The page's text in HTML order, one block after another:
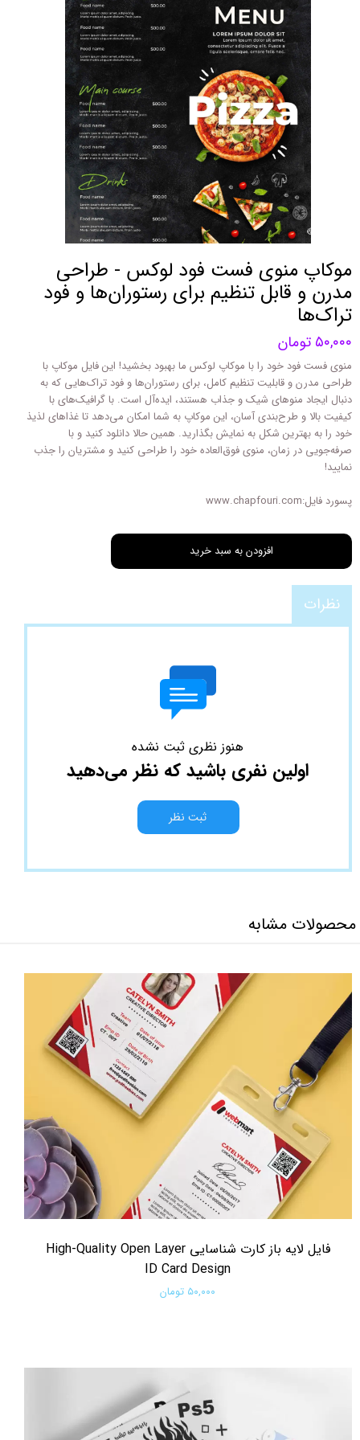
موکاپ منوی فست فود لوکس - طراحی
مدرن و قابل تنظیم برای رستوران‌ها و فود
تراک‌ها
۵۰,۰۰۰ تومان
منوی فست فود خود را با موکاپ لوکس ما بهبود بخشید! این فایل موکاپ با
طراحی مدرن و قابلیت تنظیم کامل، برای رستوران‌ها و فود تراک‌هایی که به
دنبال ایجاد منوهای شیک و جذاب هستند، ایده‌آل است. با گرافیک‌های با
کیفیت بالا و طرح‌بندی آسان، این موکاپ به شما امکان می‌دهد تا غذاهای لذیذ
خود را به بهترین شکل به نمایش بگذارید. همین حالا دانلود کنید و با
صرفه‌جویی در زمان، منوی فوق‌العاده خود را طراحی کنید و مشتریان را جذب
نمایید!
پسورد فایل:www.chapfouri.com
افزودن به سبد خرید
نظرات
هنوز نظری ثبت نشده
اولین نفری باشید که نظر می‌دهید
ثبت نظر
محصولات مشابه
فایل لایه باز کارت شناسایی High-Quality Open Layer
ID Card Design
۵۰,۰۰۰ تومان